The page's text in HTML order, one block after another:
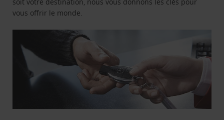
vous offrir le monde.